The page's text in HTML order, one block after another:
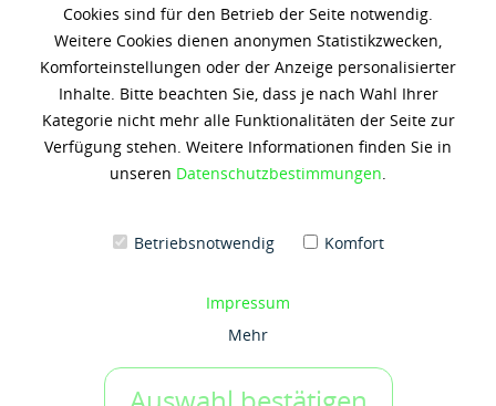
Cookies sind für den Betrieb der Seite notwendig.
Weitere Cookies dienen anonymen Statistikzwecken,
Komforteinstellungen oder der Anzeige personalisierter
Inhalte. Bitte beachten Sie, dass je nach Wahl Ihrer
Kategorie nicht mehr alle Funktionalitäten der Seite zur
Verfügung stehen. Weitere Informationen finden Sie in
unseren Datenschutzbestimmungen.
Betriebsnotwendig Komfort
Impressum
Mehr
Shell Panolin S4 HLP SYNTH
46
214,00 € *
zzgl. 19% Umsatzsteuerzzgl. Versandkosten
20 ltr-Kanister